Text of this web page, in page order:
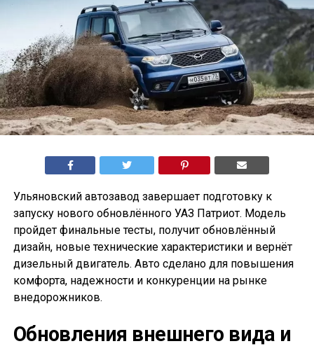
Ульяновский автозавод завершает подготовку к
запуску нового обновлённого УАЗ Патриот. Модель
пройдет финальные тесты, получит обновлённый
дизайн, новые технические характеристики и вернёт
дизельный двигатель. Авто сделано для повышения
комфорта, надежности и конкуренции на рынке
внедорожников.
Обновления внешнего вида и